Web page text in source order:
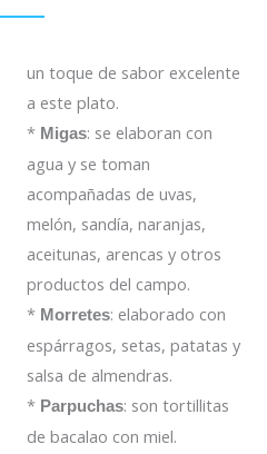
un toque de sabor excelente
a este plato.
* Migas: se elaboran con
agua y se toman
acompañadas de uvas,
melón, sandía, naranjas,
aceitunas, arencas y otros
productos del campo.
* Morretes: elaborado con
espárragos, setas, patatas y
salsa de almendras.
* Parpuchas: son tortillitas
de bacalao con miel.